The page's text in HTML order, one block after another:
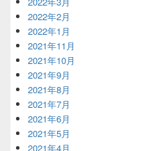
2022年2月
2022年1月
2021年11月
2021年10月
2021年9月
2021年8月
2021年7月
2021年6月
2021年5月
2021年4月